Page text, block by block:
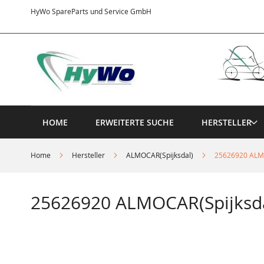
HyWo SpareParts und Service GmbH
Inhalt
HOME ERWEITERTE SUCHE HERSTELLER
Home Hersteller ALMOCAR(Spijksdal) 25626920
25626920